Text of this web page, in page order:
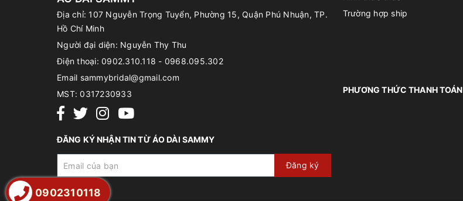
Địa chỉ: 107 Nguyễn Trọng Tuyển, Phường 15, Quận Phú Nhuận, TP.
Hồ Chí Minh
Người đại diện: Nguyễn Thy Thu
Điện thoại: 0902.310.118 - 0968.095.302
Email sammybridal@gmail.com
MST:0317230933
ĐĂNG KÝ NHẬN TIN TỪ ÁO DÀI SAMMY
Đăng ký
Trường hợp ship
PHƯƠNG THỨC THANH TOÁN
0902310118